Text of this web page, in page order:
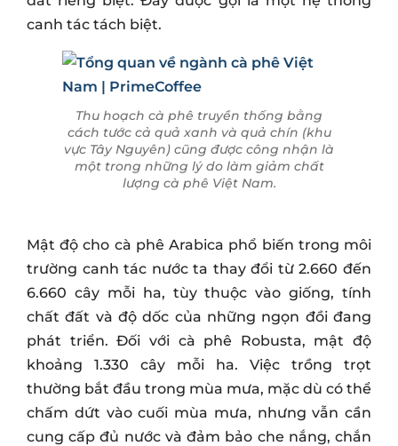
canh tác tách biệt.
Thu hoạch cà phê truyền thống bằng
cách tước cả quả xanh và quả chín (khu
vực Tây Nguyên) cũng được công nhận là
một trong những lý do làm giảm chất
lượng cà phê Việt Nam.
Mật độ cho cà phê Arabica phổ biến trong môi
trường canh tác nước ta thay đổi từ 2.660 đến
6.660 cây mỗi ha, tùy thuộc vào giống, tính
chất đất và độ dốc của những ngọn đồi đang
phát triển. Đối với cà phê Robusta, mật độ
khoảng 1.330 cây mỗi ha. Việc trồng trọt
thường bắt đầu trong mùa mưa, mặc dù có thể
chấm dứt vào cuối mùa mưa, nhưng vẫn cần
cung cấp đủ nước và đảm bảo che nắng, chắn